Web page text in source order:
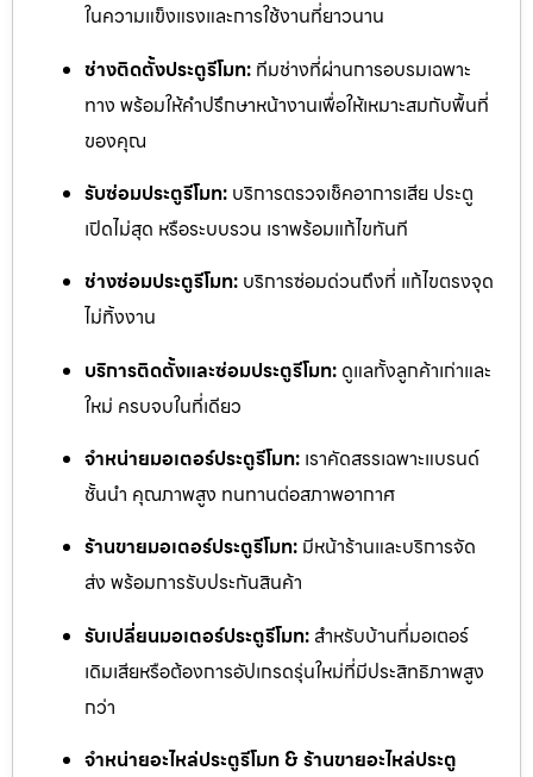
ในความแข็งแรงและการใช้งานที่ยาวนาน
ช่างติดตั้งประตูรีโมท: ทีมช่างที่ผ่านการอบรมเฉพาะ
ทาง พร้อมให้คำปรึกษาหน้างานเพื่อให้เหมาะสมกับพื้นที่
ของคุณ
รับซ่อมประตูรีโมท: บริการตรวจเช็คอาการเสีย ประตู
เปิดไม่สุด หรือระบบรวน เราพร้อมแก้ไขทันที
ช่างซ่อมประตูรีโมท: บริการซ่อมด่วนถึงที่ แก้ไขตรงจุด
ไม่ทิ้งงาน
บริการติดตั้งและซ่อมประตูรีโมท: ดูแลทั้งลูกค้าเก่าและ
ใหม่ ครบจบในที่เดียว
จำหน่ายมอเตอร์ประตูรีโมท: เราคัดสรรเฉพาะแบรนด์
ชั้นนำ คุณภาพสูง ทนทานต่อสภาพอากาศ
ร้านขายมอเตอร์ประตูรีโมท: มีหน้าร้านและบริการจัด
ส่ง พร้อมการรับประกันสินค้า
รับเปลี่ยนมอเตอร์ประตูรีโมท: สำหรับบ้านที่มอเตอร์
เดิมเสียหรือต้องการอัปเกรดรุ่นใหม่ที่มีประสิทธิภาพสูง
กว่า
จำหน่ายอะไหล่ประตูรีโมท & ร้านขายอะไหล่ประตู